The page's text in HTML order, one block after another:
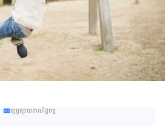
ផ្សព្វផ្សាយពាណិជ្ជកម្ម